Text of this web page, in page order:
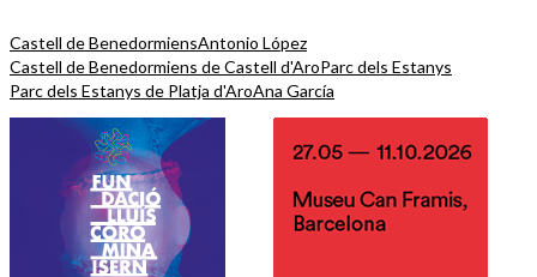
Castell de BenedormiensAntonio López
Castell de Benedormiens de Castell d'AroParc dels Estanys
Parc dels Estanys de Platja d'AroAna García